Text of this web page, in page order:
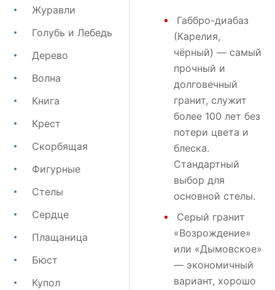
Журавли
Голубь и Лебедь
Дерево
Волна
Книга
Крест
Скорбящая
Фигурные
Стелы
Сердце
Плащаница
Бюст
Купол
Габбро-диабаз
(Карелия,
чёрный) — самый
прочный и
долговечный
гранит, служит
более 100 лет без
потери цвета и
блеска.
Стандартный
выбор для
основной стелы.
Серый гранит
«Возрождение»
или «Дымовское»
— экономичный
вариант, хорошо